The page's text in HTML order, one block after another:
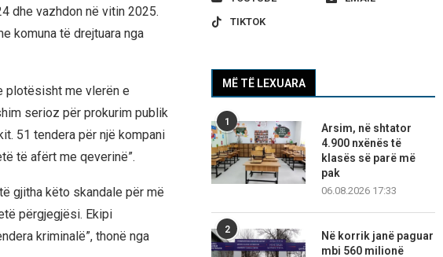
dhe vazhdon në vitin 2025.
komuna të drejtuara nga
plotësisht me vlerën e
serioz për prokurim publik
51 tendera për një kompani
të afërt me qeverinë”.
gjitha këto skandale për më
përgjegjësi. Ekipi
kriminalë”, thonë nga
TIKTOK
MË TË LEXUARA
1
Arsim, në shtator
4.900 nxënës të
klasës së parë më
pak
06.08.2026 17:33
2
Në korrik janë paguar
mbi 560 milionë